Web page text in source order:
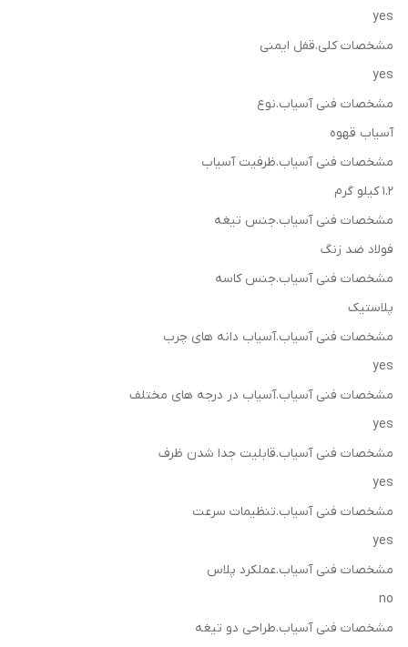
yes
مشخصات کلی.قفل ایمنی
yes
مشخصات فنی آسیاب.نوع
آسیاب قهوه
مشخصات فنی آسیاب.ظرفیت آسیاب
1.2 کیلو گرم
مشخصات فنی آسیاب.جنس تیغه
فولاد ضد زنگ
مشخصات فنی آسیاب.جنس کاسه
پلاستیک
مشخصات فنی آسیاب.آسیاب دانه های چرب
yes
مشخصات فنی آسیاب.آسیاب در درجه های مختلف
yes
مشخصات فنی آسیاب.قابلیت جدا شدن ظرف
yes
مشخصات فنی آسیاب.تنظیمات سرعت
yes
مشخصات فنی آسیاب.عملکرد پلاس
no
مشخصات فنی آسیاب.طراحی دو تیغه